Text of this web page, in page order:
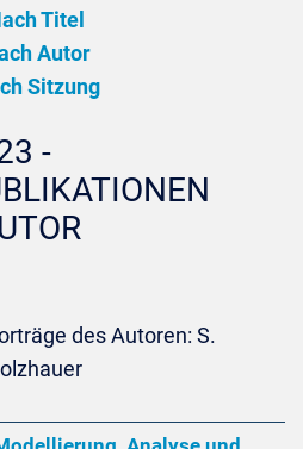
Titel
Autor
Sitzung
-
des Autoren: S.